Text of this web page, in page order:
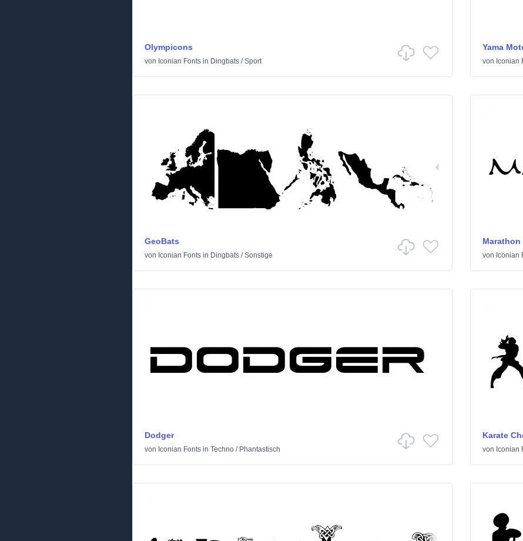
Olympicons
von Iconian Fonts in Dingbats /Sport
Yama
von Iconian
GeoBats
von Iconian Fonts in Dingbats /Sonstige
Marathon
von Iconian
Dodger
von Iconian Fonts in Techno / Phantastisch
Karate
von Iconian